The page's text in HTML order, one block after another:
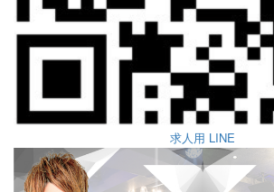
求人用 LINE